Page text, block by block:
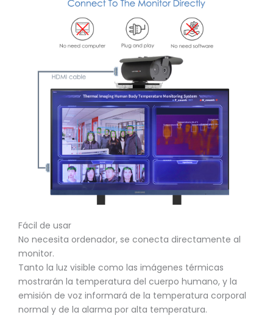
Fácil de usar
No necesita ordenador, se conecta directamente al
monitor.
Tanto la luz visible como las imágenes térmicas
mostrarán la temperatura del cuerpo humano, y la
emisión de voz informará de la temperatura corporal
normal y de la alarma por alta temperatura.